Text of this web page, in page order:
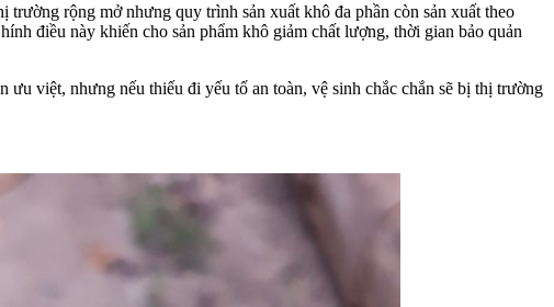
rộng mở nhưng quy trình sản xuất khô đa phần còn sản xuất theo
điều này khiến cho sản phẩm khô giảm chất lượng, thời gian bảo quản
việt, nhưng nếu thiếu đi yếu tố an toàn, vệ sinh chắc chắn sẽ bị thị trường